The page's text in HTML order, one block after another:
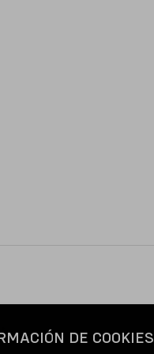
DE COOKIES